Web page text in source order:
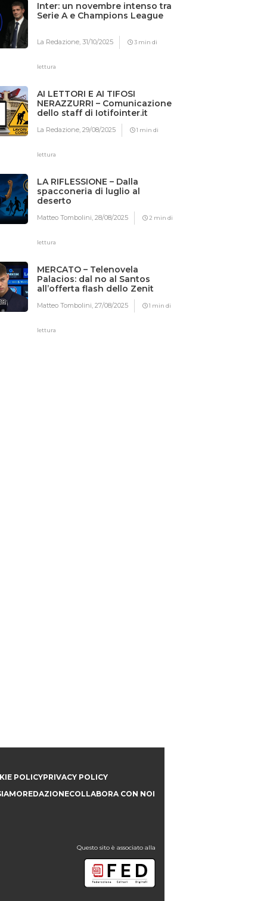
Inter: un novembre intenso tra
Serie A e Champions League
La Redazione,31/10/2025 3 min di
lettura
AI LETTORI E AI TIFOSI
NERAZZURRI – Comunicazione
dello staff di Iotifointer.it
La Redazione,29/08/2025 1 min di
lettura
LA RIFLESSIONE – Dalla
spacconeria di luglio al
deserto
Matteo Tombolini,28/08/2025 2 min di
lettura
MERCATO – Telenovela
Palacios: dal no al Santos
all’offerta flash dello Zenit
Matteo Tombolini,27/08/2025 1 min di
lettura
POLICYPRIVACY POLICY
REDAZIONECOLLABORA CON NOI
Questo sito è associato alla